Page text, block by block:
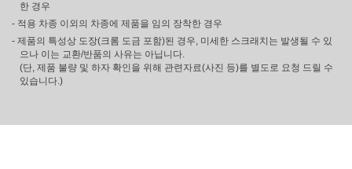
한 경우
- 적용 차종 이외의 차종에 제품을 임의 장착한 경우
- 제품의 특성상 도장(크롬 도금 포함)된 경우, 미세한 스크래치는 발생될 수 있
으나 이는 교환/반품의 사유는 아닙니다.
(단, 제품 불량 및 하자 확인을 위해 관련자료(사진 등)를 별도로 요청 드릴 수
있습니다.)